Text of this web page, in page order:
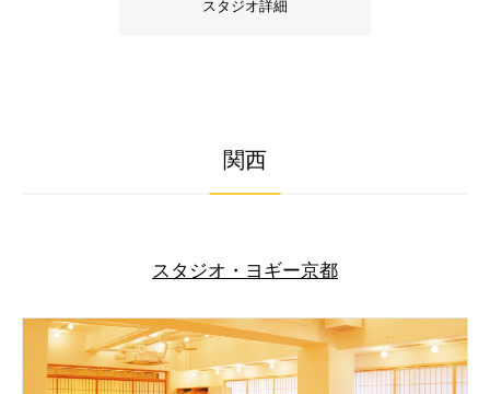
スタジオ詳細
関西
スタジオ・ヨギー京都